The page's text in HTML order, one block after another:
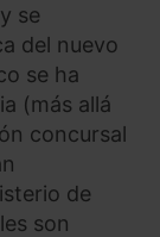
se
del nuevo
se ha
(más allá
concursal
de
son